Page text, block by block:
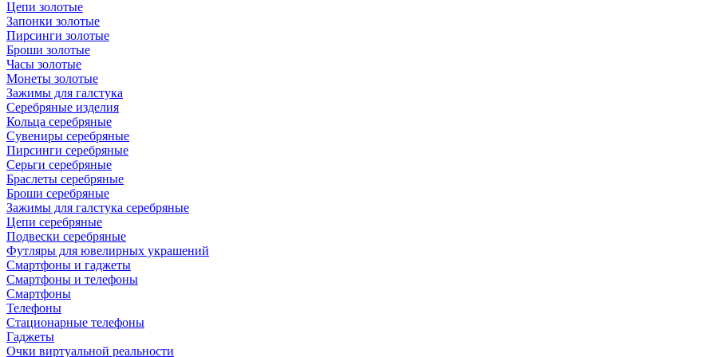
Цепи золотые
Запонки золотые
Пирсинги золотые
Броши золотые
Часы золотые
Монеты золотые
Зажимы для галстука
Серебряные изделия
Кольца серебряные
Сувениры серебряные
Пирсинги серебряные
Серьги серебряные
Браслеты серебряные
Броши серебряные
Зажимы для галстука серебряные
Цепи серебряные
Подвески серебряные
Футляры для ювелирных украшений
Смартфоны и гаджеты
Смартфоны и телефоны
Смартфоны
Телефоны
Стационарные телефоны
Гаджеты
Очки виртуальной реальности